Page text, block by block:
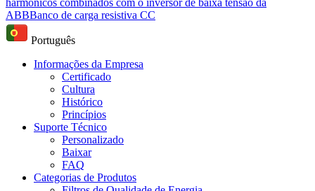
harmônicos combinados com o inversor de baixa tensão da
ABBBanco de carga resistiva CC
Português
Informações da Empresa
Certificado
Cultura
Histórico
Princípios
Suporte Técnico
Personalizado
Baixar
FAQ
Categorias de Produtos